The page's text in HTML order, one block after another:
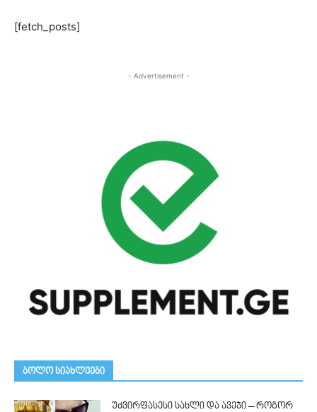
[fetch_posts]
- Advertisement -
ᲑᲝᲚᲝ ᲡᲘᲐᲮᲚᲔᲔᲑᲘ
უძვირფასესი სახლი და ავეჯი – როგორ